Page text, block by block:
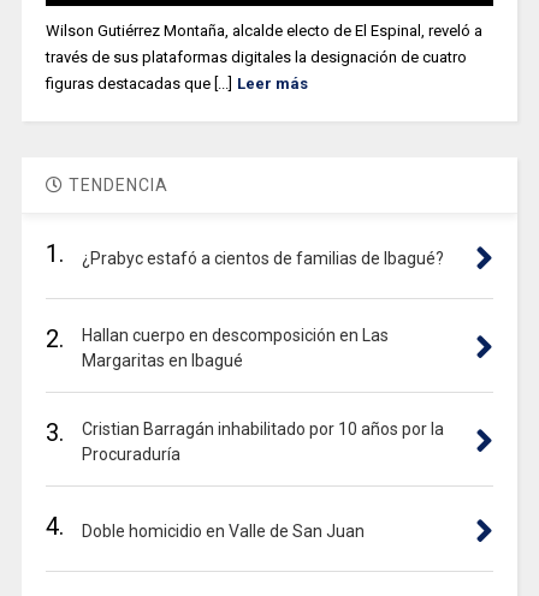
Wilson Gutiérrez Montaña, alcalde electo de El Espinal, reveló a
través de sus plataformas digitales la designación de cuatro
figuras destacadas que [...] Leer más
TENDENCIA
1. ¿Prabyc estafó a cientos de familias de Ibagué?
2.
Hallan cuerpo en descomposición en Las
Margaritas en Ibagué
3.
Cristian Barragán inhabilitado por 10 años por la
Procuraduría
4. Doble homicidio en Valle de San Juan